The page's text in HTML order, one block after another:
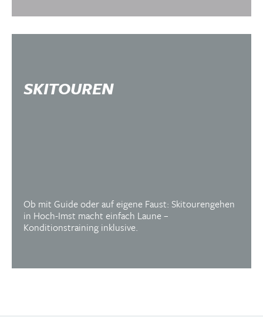
SKITOUREN
Ob mit Guide oder auf eigene Faust: Skitourengehen
in Hoch-Imst macht einfach Laune –
Konditionstraining inklusive.